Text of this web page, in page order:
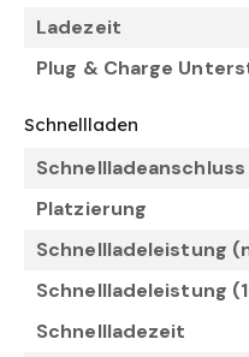
Ladezeit
Plug & Charge
Schnellladen
Schnellladeanschluss
Platzierung
Schnellladeleistung
Schnellladeleistung
Schnellladezeit